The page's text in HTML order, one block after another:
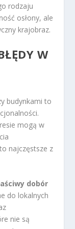
rodzaju
osłony, ale
krajobraz.
W
budynkami to
mogą w
najczęstsze z
dobór
do lokalnych
nie są